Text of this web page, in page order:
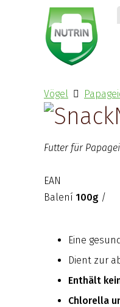
Vögel
Futter für
EAN
Balení 100g /
Eine
Dient zur
Enthält
Chlorella